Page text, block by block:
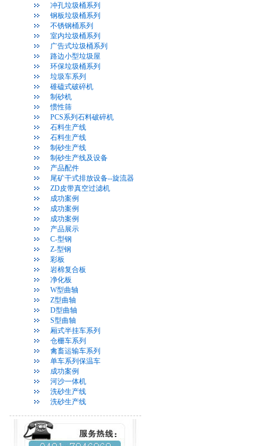
冲孔垃圾桶系列
钢板垃圾桶系列
不锈钢桶系列
室内垃圾桶系列
广告式垃圾桶系列
路边小型垃圾屋
环保垃圾桶系列
垃圾车系列
碓磕式破碎机
制砂机
惯性筛
PCS系列石料破碎机
石料生产线
石料生产线
制砂生产线
制砂生产线及设备
产品配件
尾矿干式排放设备--旋流器
ZD皮带真空过滤机
成功案例
成功案例
成功案例
产品展示
C-型钢
Z-型钢
彩板
岩棉复合板
净化板
W型曲轴
Z型曲轴
D型曲轴
S型曲轴
厢式半挂车系列
仓栅车系列
禽畜运输车系列
单车系列保温车
成功案例
河沙一体机
洗砂生产线
洗砂生产线